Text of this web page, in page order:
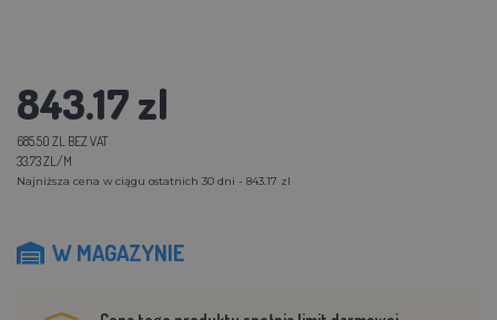
843.17 zl
685.50 ZL BEZ VAT
33.73 ZL/M
Najniższa cena w ciągu ostatnich 30 dni - 843.17 zl
W MAGAZYNIE